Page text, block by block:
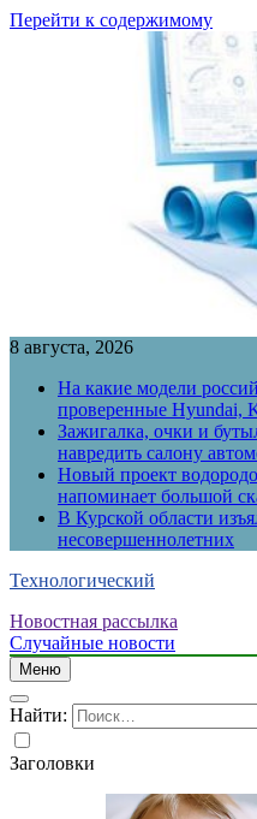
Перейти к содержимому
8 августа, 2026
На какие модели
проверенные Hyundai,
Зажигалка, очки и
навредить салону
Новый проект
напоминает большой
В Курской области
несовершеннолетних
Технологический
Новостная рассылка
Случайные новости
Меню
Найти:
Заголовки